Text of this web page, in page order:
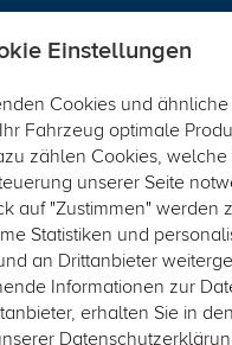
zur Fahrzeugübersicht:
Einstellungen
Cookies und
Ihr Fahrzeug optimale
zählen Cookies,
unserer Seite
auf "Zustimmen" werden
Statistiken und
an Drittanbieter
Informationen zur
erhalten Sie in